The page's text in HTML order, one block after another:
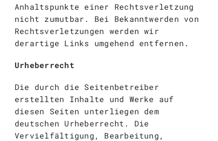
Anhaltspunkte einer Rechtsverletzung
nicht zumutbar. Bei Bekanntwerden von
Rechtsverletzungen werden wir
derartige Links umgehend entfernen.
Urheberrecht
Die durch die Seitenbetreiber
erstellten Inhalte und Werke auf
diesen Seiten unterliegen dem
deutschen Urheberrecht. Die
Vervielfältigung, Bearbeitung,